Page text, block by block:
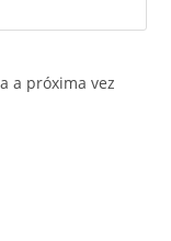
a próxima vez